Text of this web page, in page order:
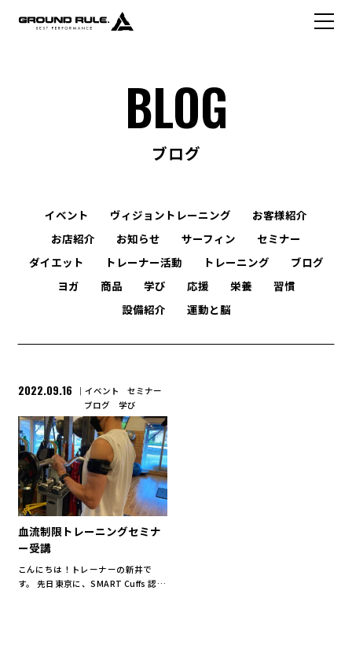
BLOG
ブログ
イベント ヴィジョントレーニング
お客様紹介
お店紹介
お知らせ サーフィン
セミナー
ダイエット
トレーナー活動 トレーニング
ブログ
ヨガ
商品 学び 応援 栄養
習慣
設備紹介
運動と脳
2022.09.16 イベント
セミナー
ブログ
学び
血流制限トレーニングセミナ
ー受講
こんにちは！トレーナーの新井で
す。 先日東京に、SMART Cuffs 認